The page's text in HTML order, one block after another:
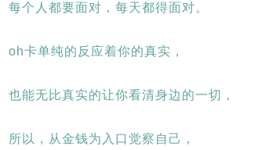
每个人都要面对，每天都得面对。
oh卡单纯的反应着你的真实，
也能无比真实的让你看清身边的一切，
所以，从金钱为入口觉察自己，